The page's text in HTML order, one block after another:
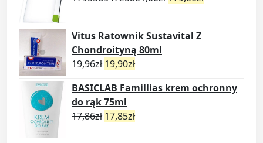
Vitus Ratownik Sustavital Z
Chondroityną 80ml
19,96zł 19,90zł
BASICLAB Famillias krem ochronny
do rąk 75ml
17,86zł 17,85zł